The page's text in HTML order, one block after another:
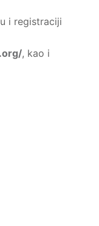
i registraciji
, kao i